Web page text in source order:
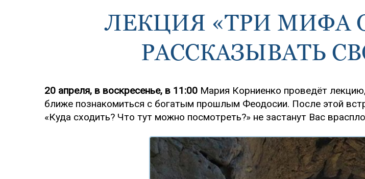
ЛЕКЦИЯ «ТРИ МИФА
РАССКАЗЫВАТЬ
20 апреля, в воскресенье, в 11:00 Мария Корниенко проведёт
ближе познакомиться с богатым прошлым Феодосии. После этой
«Куда сходить? Что тут можно посмотреть?» не застанут Вас